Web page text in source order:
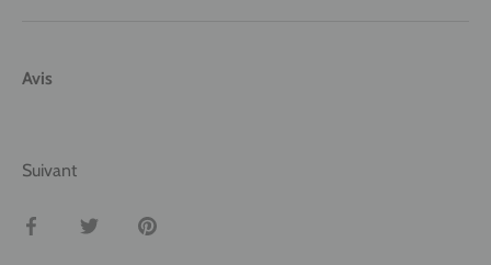
Avis
Suivant
Partager TweeterÉpingler